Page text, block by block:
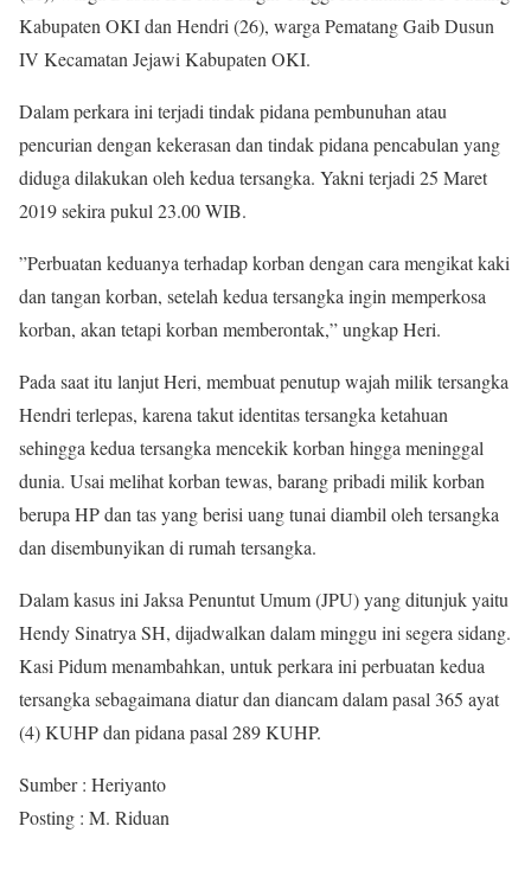
Kabupaten OKI dan Hendri (26), warga Pematang Gaib Dusun
IV Kecamatan Jejawi Kabupaten OKI.
Dalam perkara ini terjadi tindak pidana pembunuhan atau
pencurian dengan kekerasan dan tindak pidana pencabulan yang
diduga dilakukan oleh kedua tersangka. Yakni terjadi 25 Maret
2019 sekira pukul 23.00 WIB.
”Perbuatan keduanya terhadap korban dengan cara mengikat kaki
dan tangan korban, setelah kedua tersangka ingin memperkosa
korban, akan tetapi korban memberontak,” ungkap Heri.
Pada saat itu lanjut Heri, membuat penutup wajah milik tersangka
Hendri terlepas, karena takut identitas tersangka ketahuan
sehingga kedua tersangka mencekik korban hingga meninggal
dunia. Usai melihat korban tewas, barang pribadi milik korban
berupa HP dan tas yang berisi uang tunai diambil oleh tersangka
dan disembunyikan di rumah tersangka.
Dalam kasus ini Jaksa Penuntut Umum (JPU) yang ditunjuk yaitu
Hendy Sinatrya SH, dijadwalkan dalam minggu ini segera sidang.
Kasi Pidum menambahkan, untuk perkara ini perbuatan kedua
tersangka sebagaimana diatur dan diancam dalam pasal 365 ayat
(4) KUHP dan pidana pasal 289 KUHP.
Sumber : Heriyanto
Posting : M. Riduan